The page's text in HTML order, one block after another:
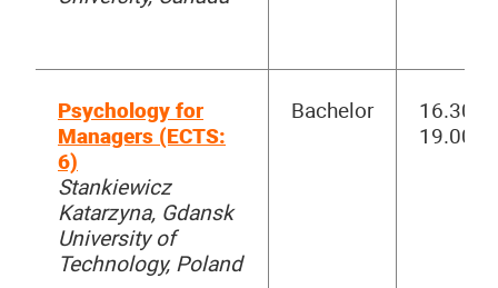
Psychology for
Managers (ECTS:
6)
Stankiewicz
Katarzyna, Gdansk
University of
Technology, Poland
Bachelor
16.30-
19.00